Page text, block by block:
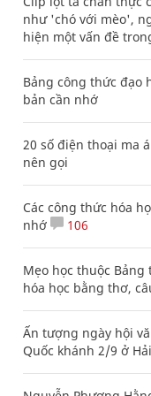
như 'chó với mèo',
hiện một vấn đề
Bảng công thức đạo
bản cần nhớ
20 số điện thoại ma
nên gọi
Các công thức hóa
nhớ
106
Mẹo học thuộc
hóa học bằng thơ,
Ấn tượng ngày hội
Quốc khánh 2/9 ở